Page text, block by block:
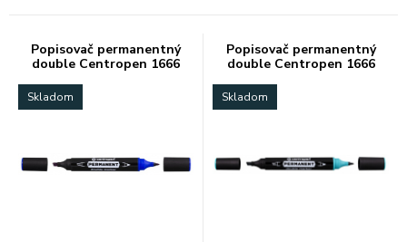
Popisovač permanentný
double Centropen 1666
Skladom
Popisovač permanentný
double Centropen 1666
Skladom